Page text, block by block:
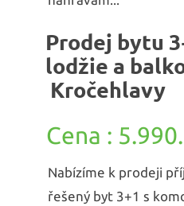
Prodej bytu
lodžie a
Kročehlavy
Nabízíme k prodeji
řešený byt 3+1 s